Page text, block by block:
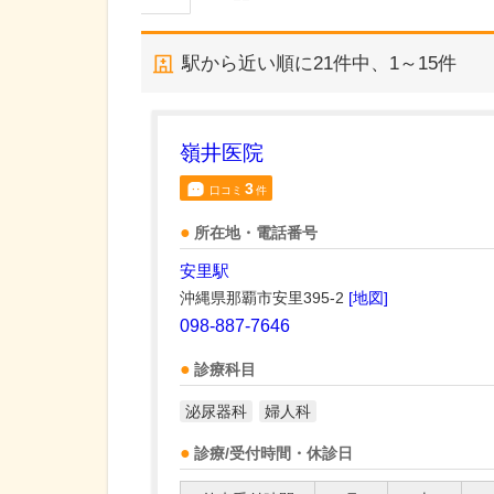
駅から近い順に21件中、 1～15件
嶺井医院
口コミ 3件
所在地・電話番号
安里駅
沖縄県那覇市安里395-2 [地図]
098-887-7646
診療科目
泌尿器科 婦人科
診療/受付時間・休診日